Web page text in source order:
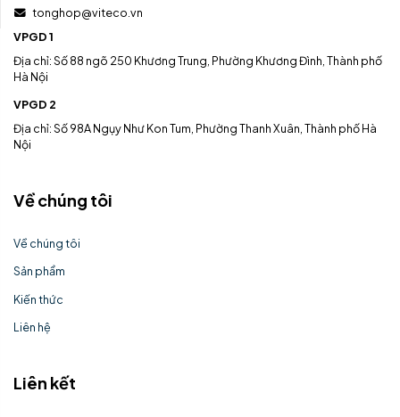
tonghop@viteco.vn
VPGD 1
Địa chỉ: Số 88 ngõ 250 Khương Trung, Phường Khương Đình, Thành phố
Hà Nội
VPGD 2
Địa chỉ: Số 98A Ngụy Như Kon Tum, Phường Thanh Xuân, Thành phố Hà
Nội
Về chúng tôi
Về chúng tôi
Sản phẩm
Kiến thức
Liên hệ
Liên kết